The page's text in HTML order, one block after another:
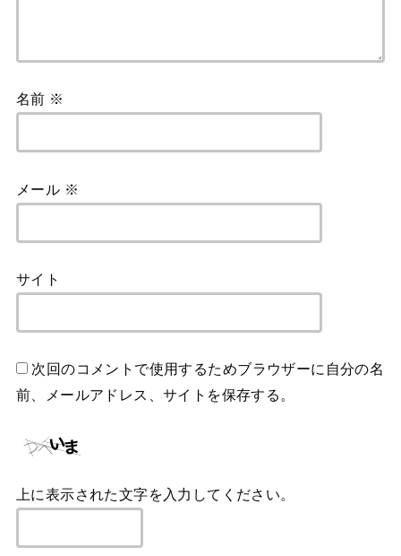
名前 ※
メール ※
サイト
次回のコメントで使用するためブラウザーに自分の名
前、メールアドレス、サイトを保存する。
上に表示された文字を入力してください。